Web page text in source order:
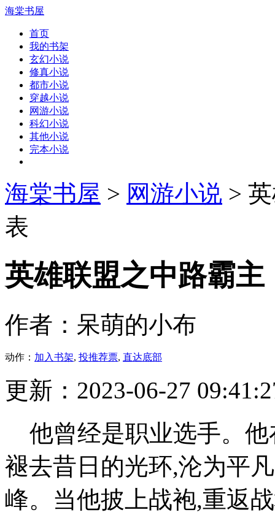
海棠书屋
首页
我的书架
玄幻小说
修真小说
都市小说
穿越小说
网游小说
科幻小说
其他小说
完本小说
海棠书屋 > 网游小说 >
表
英雄联盟之中路霸主
作者：呆萌的小布
动作： 加入书架, 投推荐票, 直达底部
更新：2023-06-27
他曾经是职业选手。他
褪去昔日的光环,沦为平
峰。当他披上战袍,重返